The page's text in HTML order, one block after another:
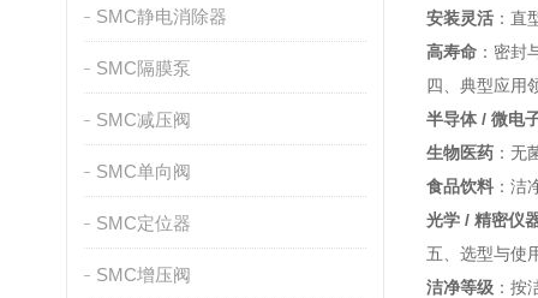
SMC静电消除器
SMC隔膜泵
SMC减压阀
SMC单向阀
SMC定位器
SMC增压阀
安装灵活 ：直
高寿命 ：密封
四、典型应用
半导体 / 微电
生物医药 ：无
食品饮料 ：洁
光学 / 精密仪
五、选型与使
洁净等级 ：按